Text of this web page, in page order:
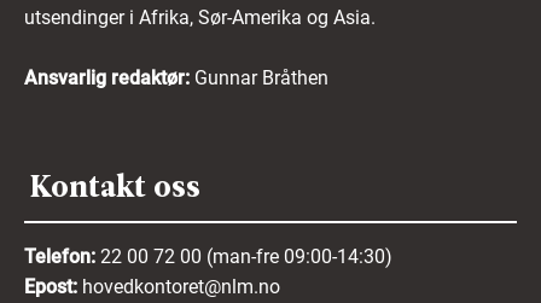
utsendinger i Afrika, Sør-Amerika og Asia.
Ansvarlig redaktør: Gunnar Bråthen
Kontakt oss
Telefon: 22 00 72 00 (man-fre 09:00-14:30)
Epost: hovedkontoret@nlm.no